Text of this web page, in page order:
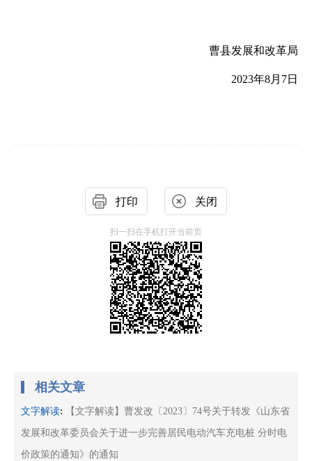
曹县发展和改革局
2023年8月7日
打印 关闭
扫一扫在手机打开当前页
相关文章
文字解读: 【文字解读】曹发改〔2023〕74号关于转发《山东省
发展和改革委员会关于进一步完善居民电动汽车充电桩 分时电
价政策的通知》的通知